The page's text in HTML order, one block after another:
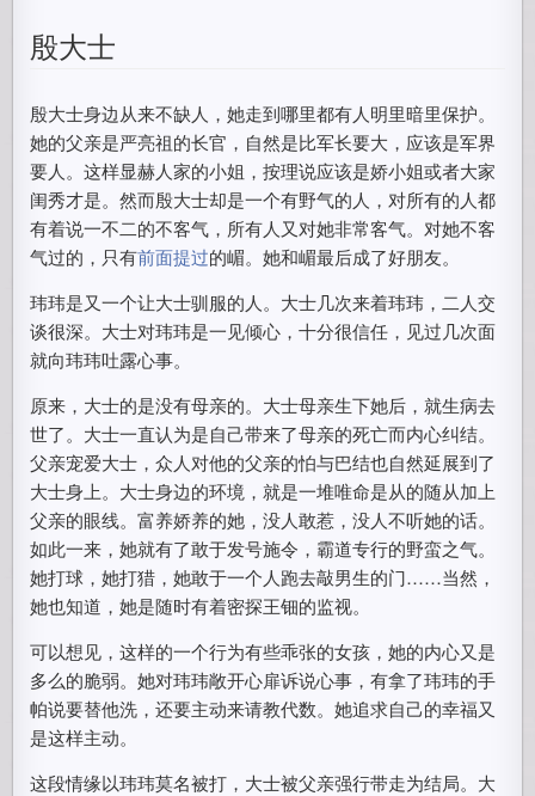
殷大士
殷大士身边从来不缺人，她走到哪里都有人明里暗里保护。
她的父亲是严亮祖的长官，自然是比军长要大，应该是军界
要人。这样显赫人家的小姐，按理说应该是娇小姐或者大家
闺秀才是。然而殷大士却是一个有野气的人，对所有的人都
有着说一不二的不客气，所有人又对她非常客气。对她不客
气过的，只有前面提过的嵋。她和嵋最后成了好朋友。
玮玮是又一个让大士驯服的人。大士几次来着玮玮，二人交
谈很深。大士对玮玮是一见倾心，十分很信任，见过几次面
就向玮玮吐露心事。
原来，大士的是没有母亲的。大士母亲生下她后，就生病去
世了。大士一直认为是自己带来了母亲的死亡而内心纠结。
父亲宠爱大士，众人对他的父亲的怕与巴结也自然延展到了
大士身上。大士身边的环境，就是一堆唯命是从的随从加上
父亲的眼线。富养娇养的她，没人敢惹，没人不听她的话。
如此一来，她就有了敢于发号施令，霸道专行的野蛮之气。
她打球，她打猎，她敢于一个人跑去敲男生的门……当然，
她也知道，她是随时有着密探王钿的监视。
可以想见，这样的一个行为有些乖张的女孩，她的内心又是
多么的脆弱。她对玮玮敞开心扉诉说心事，有拿了玮玮的手
帕说要替他洗，还要主动来请教代数。她追求自己的幸福又
是这样主动。
这段情缘以玮玮莫名被打，大士被父亲强行带走为结局。大